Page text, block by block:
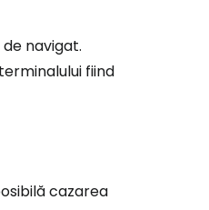
navigat.
fiind
cazarea